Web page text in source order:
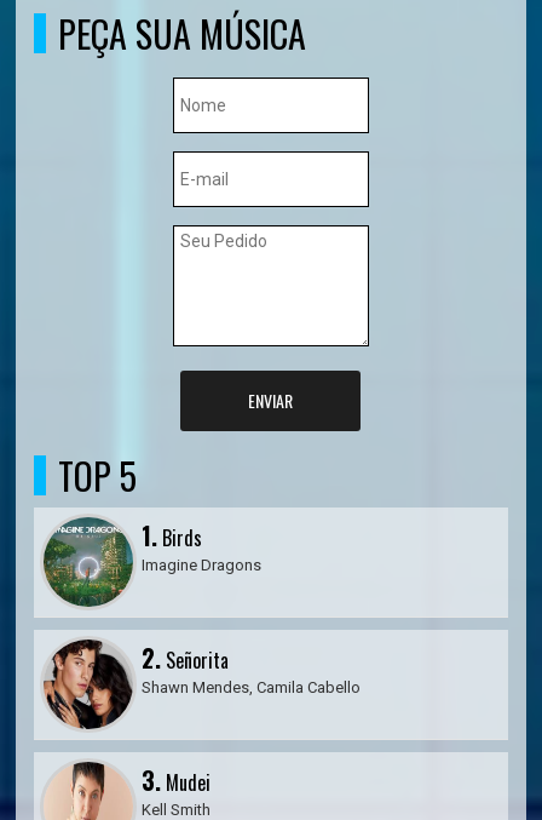
PEÇA SUA MÚSICA
ENVIAR
TOP 5
1. Birds
Imagine Dragons
2. Señorita
Shawn Mendes, Camila Cabello
3. Mudei
Kell Smith